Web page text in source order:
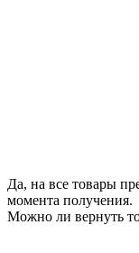
Да, на все товары
момента получения.
Можно ли вернуть